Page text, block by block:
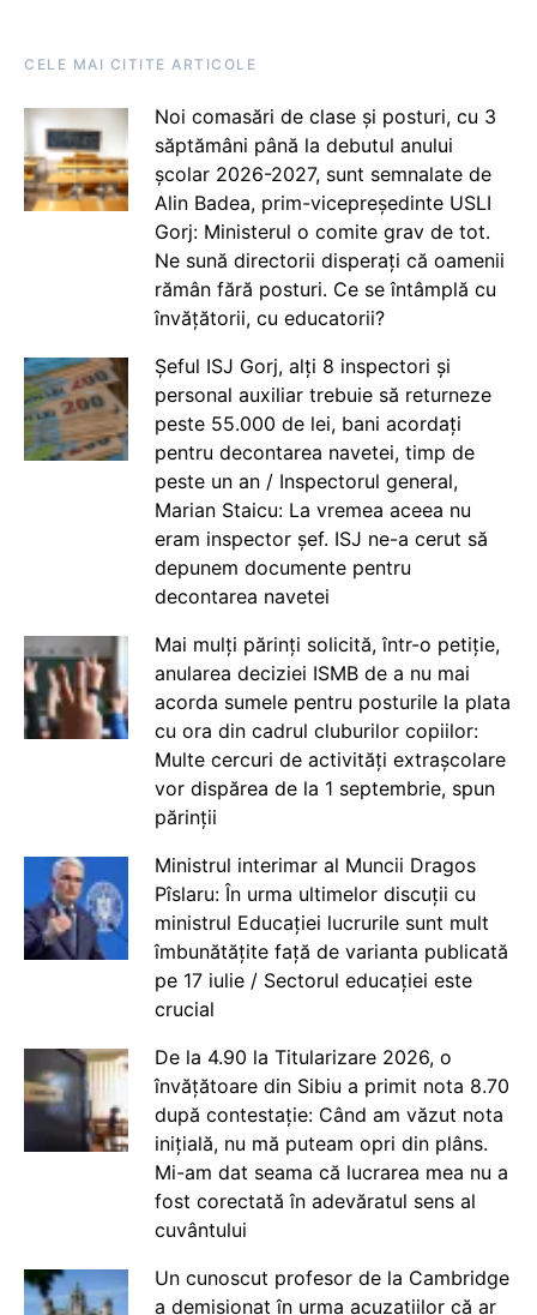
CELE MAI CITITE ARTICOLE
Noi comasări de clase și posturi, cu 3
săptămâni până la debutul anului
școlar 2026-2027, sunt semnalate de
Alin Badea, prim-vicepreședinte USLI
Gorj: Ministerul o comite grav de tot.
Ne sună directorii disperați că oamenii
rămân fără posturi. Ce se întâmplă cu
învățătorii, cu educatorii?
Șeful ISJ Gorj, alți 8 inspectori și
personal auxiliar trebuie să returneze
peste 55.000 de lei, bani acordați
pentru decontarea navetei, timp de
peste un an / Inspectorul general,
Marian Staicu: La vremea aceea nu
eram inspector șef. ISJ ne-a cerut să
depunem documente pentru
decontarea navetei
Mai mulți părinți solicită, într-o petiție,
anularea deciziei ISMB de a nu mai
acorda sumele pentru posturile la plata
cu ora din cadrul cluburilor copiilor:
Multe cercuri de activități extrașcolare
vor dispărea de la 1 septembrie, spun
părinții
Ministrul interimar al Muncii Dragos
Pîslaru: În urma ultimelor discuții cu
ministrul Educației lucrurile sunt mult
îmbunătățite față de varianta publicată
pe 17 iulie / Sectorul educației este
crucial
De la 4.90 la Titularizare 2026, o
învățătoare din Sibiu a primit nota 8.70
după contestație: Când am văzut nota
inițială, nu mă puteam opri din plâns.
Mi-am dat seama că lucrarea mea nu a
fost corectată în adevăratul sens al
cuvântului
Un cunoscut profesor de la Cambridge
a demisionat în urma acuzațiilor că ar